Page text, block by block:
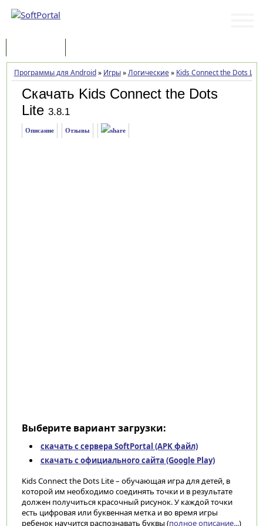
Программы для Android» Игры»Логические» Kids Connect the Dots Lite
Скачать Kids Connect the Dots
Lite 3.8.1
Описание Отзывы
Выберите вариант загрузки:
скачать с сервера SoftPortal (APK файл)
скачать с официального сайта (Google Play)
Kids Connect the Dots Lite – обучающая игра для детей, в
которой им необходимо соединять точки и в результате
должен получиться красочный рисунок. У каждой точки
есть цифровая или буквенная метка и во время игры
ребенок научится распознавать буквы (полное описание...)